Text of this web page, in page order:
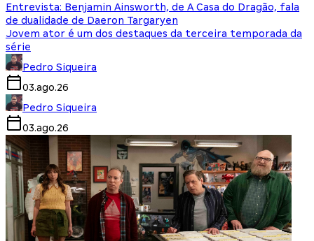
Entrevista: Benjamin Ainsworth, de A Casa do Dragão, fala
de dualidade de Daeron Targaryen
Jovem ator é um dos destaques da terceira temporada da
série
Pedro Siqueira
03.ago.26
Pedro Siqueira
03.ago.26